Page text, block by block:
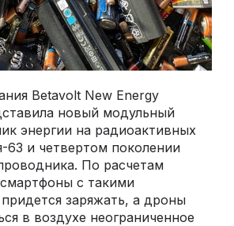
Betavolt New Energy
новый модульный
энергии на радиоактивных
63 и четвертом поколении
По расчетам
с такими
заряжать, а дроны
в воздухе неограниченное